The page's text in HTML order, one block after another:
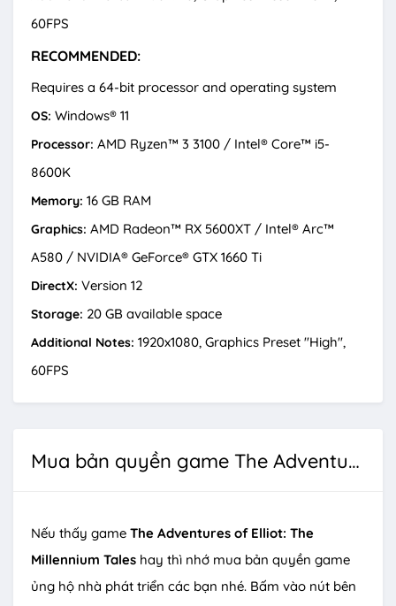
60FPS
RECOMMENDED:
Requires a 64-bit processor and operating system
OS: Windows® 11
Processor: AMD Ryzen™ 3 3100 / Intel® Core™ i5-
8600K
Memory: 16 GB RAM
Graphics: AMD Radeon™ RX 5600XT / Intel® Arc™
A580 / NVIDIA® GeForce® GTX 1660 Ti
DirectX: Version 12
Storage: 20 GB available space
Additional Notes: 1920x1080, Graphics Preset "High",
60FPS
Mua bản quyền game The Adventures of Elliot: The Millennium Tales
Nếu thấy game The Adventures of Elliot: The
Millennium Tales hay thì nhớ mua bản quyền game
ủng hộ nhà phát triển các bạn nhé. Bấm vào nút bên